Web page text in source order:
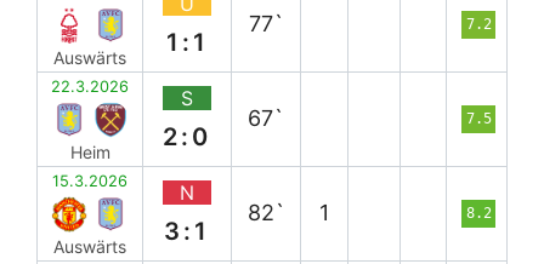
Auswärts
1:1
77` 7.2
22.3.2026
Heim
S
2:0
67` 7.5
15.3.2026
Auswärts
N
3:1
82` 1 8.2